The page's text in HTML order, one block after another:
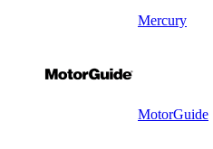
Mercury
MotorGuide